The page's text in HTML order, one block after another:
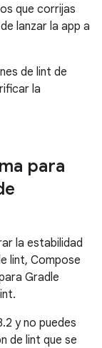
que corrijas
lanzar la app a
de lint de
la
para
la estabilidad
lint, Compose
Gradle
y no puedes
de lint que se